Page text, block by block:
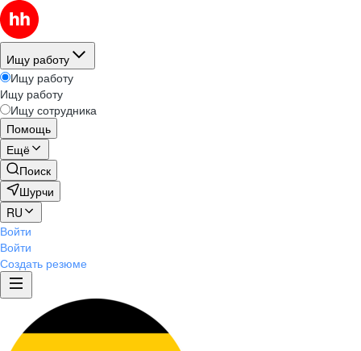
Ищу работу
Ищу работу
Ищу работу
Ищу сотрудника
Помощь
Ещё
Поиск
Шурчи
RU
Войти
Войти
Создать резюме